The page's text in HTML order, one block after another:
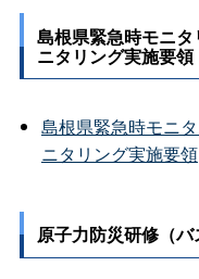
島根県緊急時モニ
ニタリング実施要領
島根県緊急時モニ
ニタリング実施要領
原子力防災研修（バ